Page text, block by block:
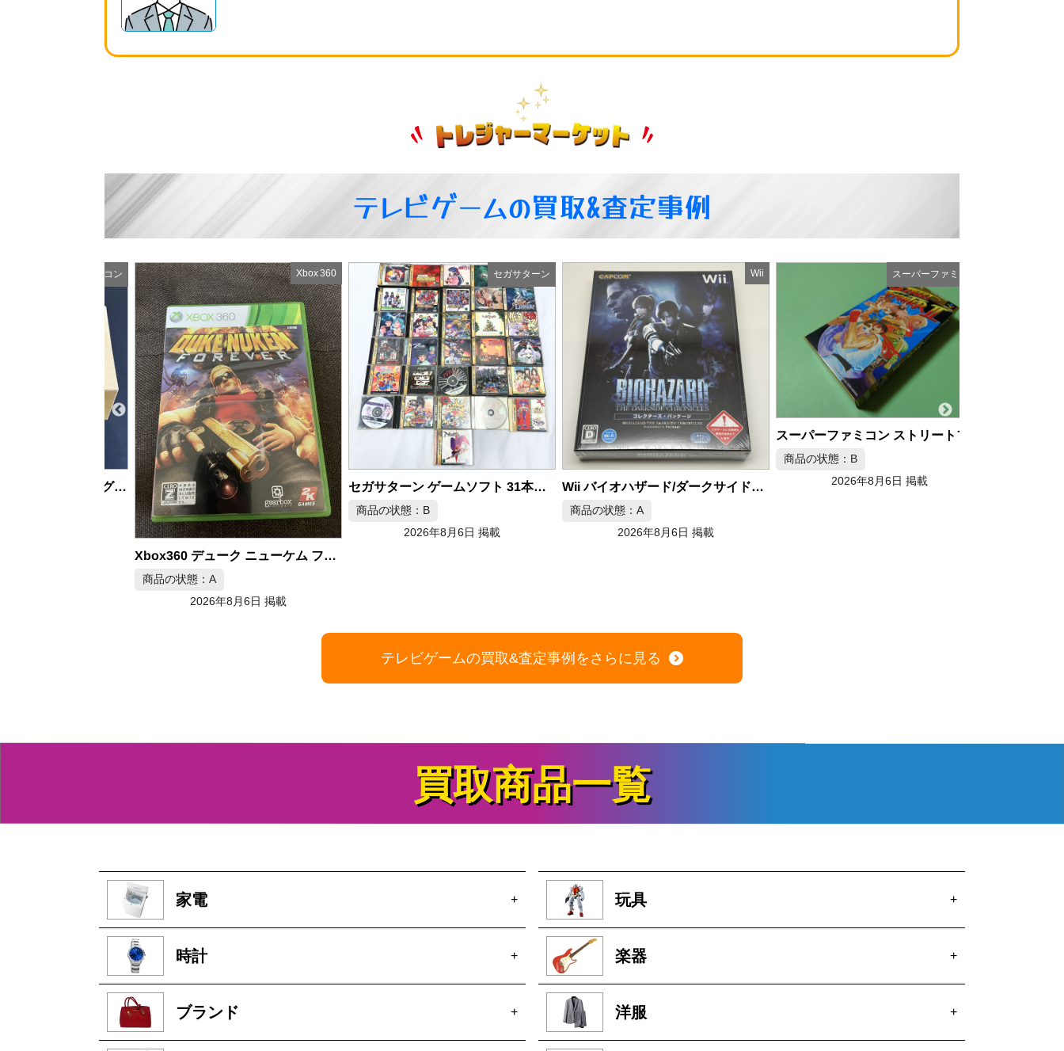
テレビゲームの買取&査定事例
Xbox 360
Xbox360 デューク ニューケム フォーエバー 日本版
商品の状態：A
2026年8月6日 掲載
セガサターン
セガサターン ゲームソフト 31本セット
商品の状態：B
2026年8月6日 掲載
Wii
Wii バイオハザード/ダークサイド・クロニクルズ コレクターズ・パッケージ
商品の状態：A
2026年8月6日 掲載
スーパーファミコン
スーパーファミコン ストリートファイターII カプコン SFC
商品の状態：B
2026年8月6日 掲載
テレビゲームの買取&査定事例をさらに見る
買取商品一覧
家電 +
時計 +
ブランド +
玩具 +
楽器 +
洋服 +